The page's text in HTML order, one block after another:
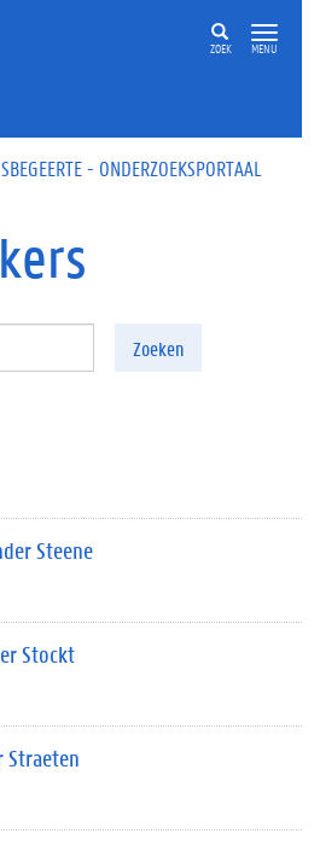
ZOEK MENU
- ONDERZOEKSPORTAAL
Zoeken
Steene
Stockt
Straeten